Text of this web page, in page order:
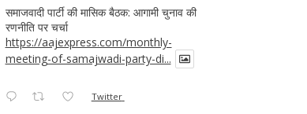
समाजवादी पार्टी की मासिक बैठक: आगामी चुनाव की
रणनीति पर चर्चा
https://aajexpress.com/monthly-
meeting-of-samajwadi-party-di...
Twitter